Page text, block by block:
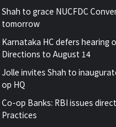
Shah to grace NUCFDC
tomorrow
Karnataka HC defers hearing
Directions to August 14
Jolle invites Shah to
op HQ
Co-op Banks: RBI issues
Practices